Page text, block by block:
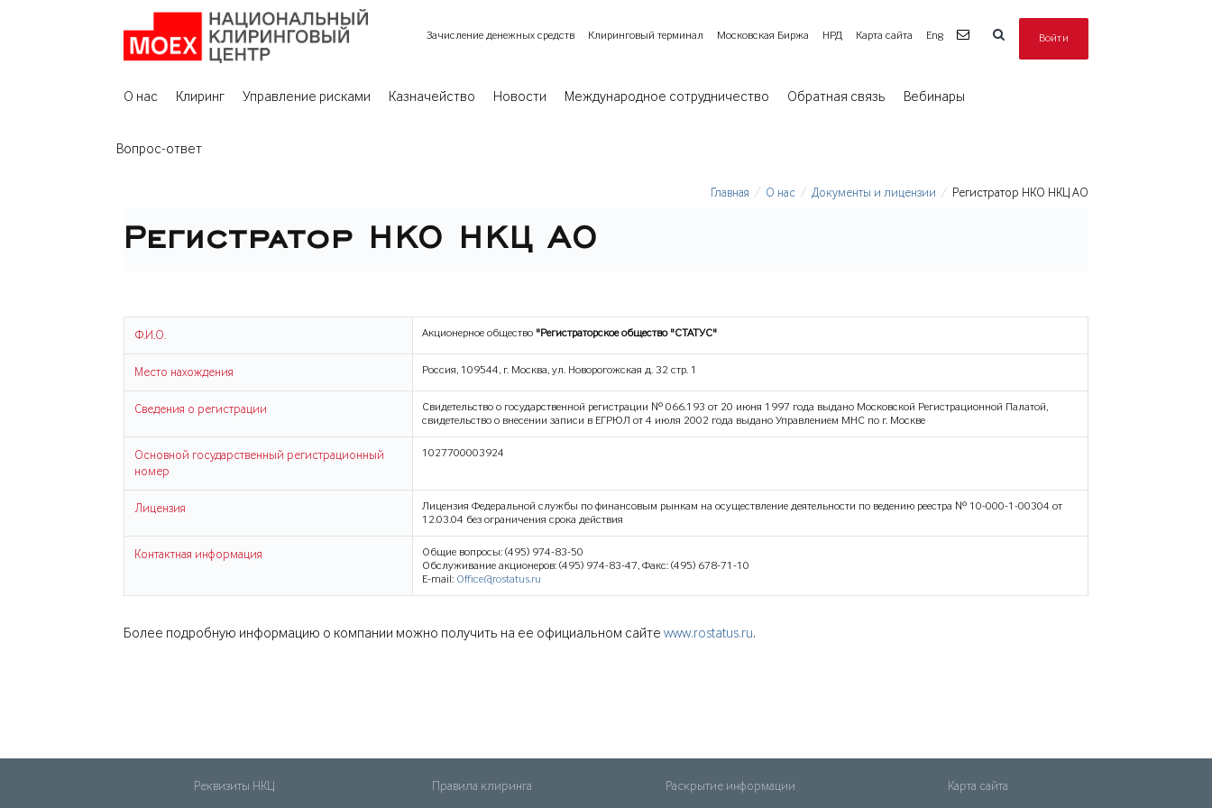
Зачисление денежных средств Клиринговый терминал Московская Биржа НРД Карта сайта Eng Войти
О нас Клиринг Управление рисками Казначейство Новости Международное сотрудничество Обратная связь Вебинары
Вопрос-ответ
Главная О нас Документы и лицензии Регистратор НКО НКЦ АО
Регистратор НКО НКЦ АО
Ф.И.О. Акционерное общество "Регистраторское общество "СТАТУС"
Место нахождения Россия, 109544, г. Москва, ул. Новорогожская д. 32 стр. 1
Сведения о регистрации
Свидетельство о государственной регистрации № 066.193 от 20 июня 1997 года выдано Московской Регистрационной Палатой,
свидетельство о внесении записи в ЕГРЮЛ от 4 июля 2002 года выдано Управлением МНС по г. Москве
Основной государственный регистрационный
номер
1027700003924
Лицензия
Лицензия Федеральной службы по финансовым рынкам на осуществление деятельности по ведению реестра № 10-000-1-00304 от
12.03.04 без ограничения срока действия
Контактная информация
Общие вопросы: (495) 974-83-50
Обслуживание акционеров: (495) 974-83-47, Факс: (495) 678-71-10
E-mail: Office@rostatus.ru
Более подробную информацию о компании можно получить на ее официальном сайте www.rostatus.ru.
Реквизиты НКЦ Правила клиринга Раскрытие информации Карта сайта